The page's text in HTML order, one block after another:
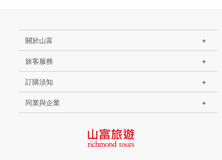
關於山富
旅客服務
訂購須知
同業與企業